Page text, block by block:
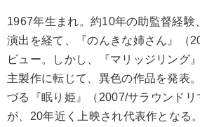
1967年生まれ。約10年の助監督経験
演出を経て、『のんきな姉さん』（
ビュー。しかし、『マリッジリング
主製作に転じて、異色の作品を発表
づる『眠り姫』（2007/サラウンドリ
が、20年近く上映され代表作となる